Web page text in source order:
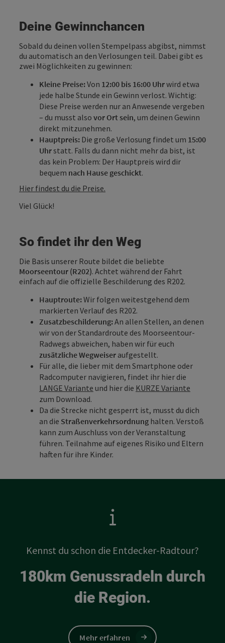
Deine Gewinnchancen
Sobald du deinen vollen Stempelpass abgibst, nimmst
du automatisch an den Verlosungen teil. Dabei gibt es
zwei Möglichkeiten zu gewinnen:
Kleine Preise:Von 12:00 bis 16:00 Uhrwird etwa
jede halbe Stunde ein Gewinn verlost. Wichtig:
Diese Preise werden nur an Anwesende vergeben
– du musst also vor Ort sein, um deinen Gewinn
direkt mitzunehmen.
Hauptpreis: Die große Verlosung findet um 15:00
Uhrstatt. Falls du dann nicht mehr da bist, ist
das kein Problem: Der Hauptpreis wird dir
bequem nach Hause geschickt.
Hier findest du die Preise.
Viel Glück!
So findet ihr den Weg
Die Basis unserer Route bildet die beliebte
Moorseentour (R202). Achtet während der Fahrt
einfach auf die offizielle Beschilderung des R202.
Hauptroute:Wir folgen weitestgehend dem
markierten Verlauf des R202.
Zusatzbeschilderung:An allen Stellen, an denen
wir von der Standardroute des Moorseentour-
Radwegs abweichen, haben wir für euch
zusätzliche Wegweiser aufgestellt.
Für alle, die lieber mit dem Smartphone oder
Radcomputer navigieren, findet ihr hier die
LANGE Variante und hier die KURZE Variante
zum Download.
Da die Strecke nicht gesperrt ist, musst du dich
an die Straßenverkehrsordnung halten. Verstoß
kann zum Auschluss von der Veranstaltung
führen. Teilnahme auf eigenes Risiko und Eltern
haften für ihre Kinder.
Kennst du schon die Entdecker-Radtour?
180km Genussradeln durch
die Region.
Mehr erfahren